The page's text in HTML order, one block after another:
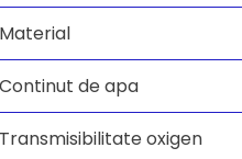
de apa
oxigen